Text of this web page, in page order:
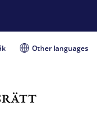
Other languages